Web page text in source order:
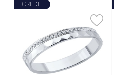
CREDIT